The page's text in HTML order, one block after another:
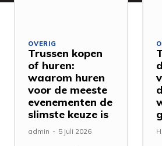
OVERIG
Trussen kopen
of huren:
waarom huren
voor de meeste
evenementen de
slimste keuze is
admin - 5 juli 2026